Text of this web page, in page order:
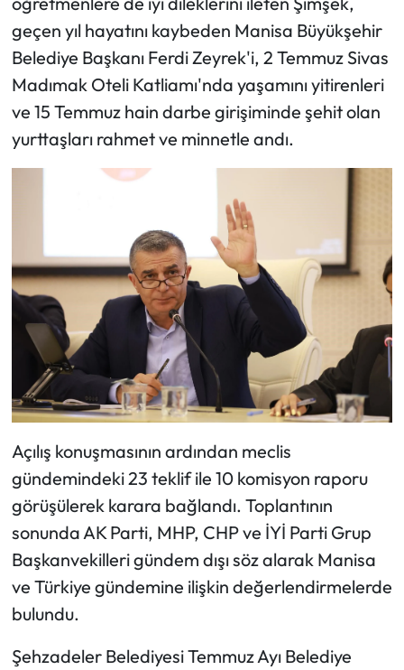
geçen yıl hayatını kaybeden Manisa Büyükşehir
Belediye Başkanı Ferdi Zeyrek'i, 2 Temmuz Sivas
Madımak Oteli Katliamı'nda yaşamını yitirenleri
ve 15 Temmuz hain darbe girişiminde şehit olan
yurttaşları rahmet ve minnetle andı.
Açılış konuşmasının ardından meclis
gündemindeki 23 teklif ile 10 komisyon raporu
görüşülerek karara bağlandı. Toplantının
sonunda AK Parti, MHP, CHP ve İYİ Parti Grup
Başkanvekilleri gündem dışı söz alarak Manisa
ve Türkiye gündemine ilişkin değerlendirmelerde
bulundu.
Şehzadeler Belediyesi Temmuz Ayı Belediye